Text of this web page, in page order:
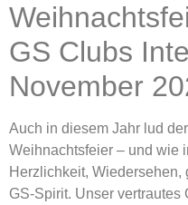
GS Clubs
November
Auch in diesem Jahr lud
Weihnachtsfeier – und wie
Herzlichkeit, Wiedersehen,
GS-Spirit. Unser vertrautes